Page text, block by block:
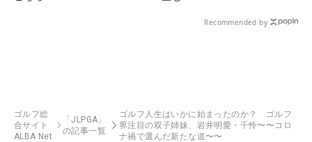
Recommended by
ゴルフ総
合サイト
ALBA Net
「JLPGA」
の記事一覧
ゴルフ人生はいかに始まったのか？ ゴルフ
界注目の双子姉妹、岩井明愛・千怜〜〜コロ
ナ禍で選んだ新たな道〜〜